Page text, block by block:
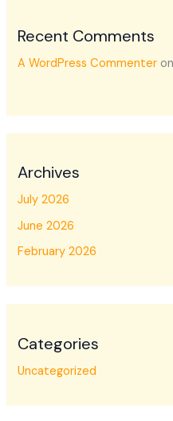
Recent Comments
A WordPress Commenter
Archives
July 2026
June 2026
February 2026
Categories
Uncategorized